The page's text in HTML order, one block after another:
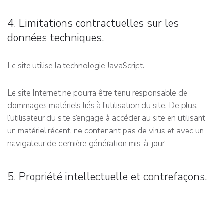
4. Limitations contractuelles sur les
données techniques.
Le site utilise la technologie JavaScript.
Le site Internet ne pourra être tenu responsable de
dommages matériels liés à l’utilisation du site. De plus,
l’utilisateur du site s’engage à accéder au site en utilisant
un matériel récent, ne contenant pas de virus et avec un
navigateur de dernière génération mis-à-jour
5. Propriété intellectuelle et contrefaçons.